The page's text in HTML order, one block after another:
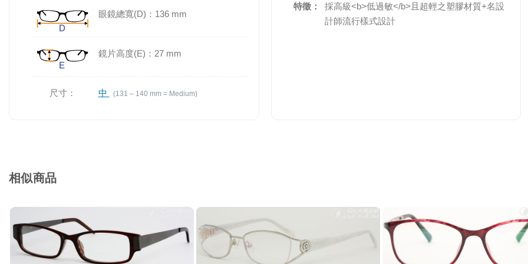
眼鏡總寬(D)：136 mm
鏡片高度(E)：27 mm
尺寸： 中 (131 – 140 mm = Medium)
特徵：
採高級<b>低過敏</b>且超輕之塑膠材質+名設
計師流行樣式設計
相似商品